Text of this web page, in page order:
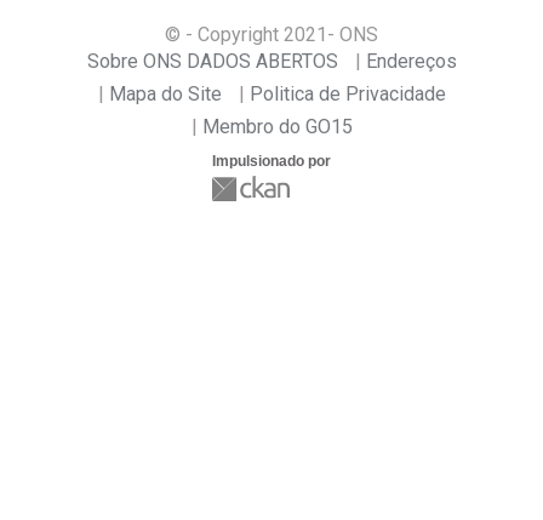
© - Copyright 2021 - ONS
Sobre ONS DADOS ABERTOS
Endereços
Mapa do Site
Politica de Privacidade
Membro do GO15
Impulsionado por